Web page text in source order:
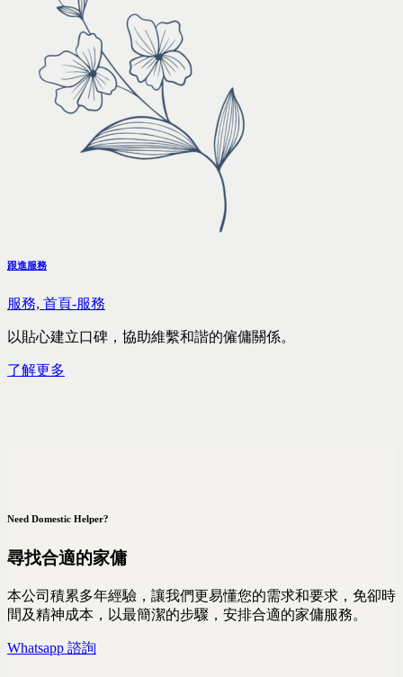
跟進服務
服務, 首頁-服務
以貼心建立口碑，協助維繫和諧的僱傭關係。
了解更多
Need Domestic Helper?
尋找合適的家傭
本公司積累多年經驗，讓我們更易懂您的需求和要求，免卻時
間及精神成本，以最簡潔的步驟，安排合適的家傭服務。
Whatsapp 諮詢